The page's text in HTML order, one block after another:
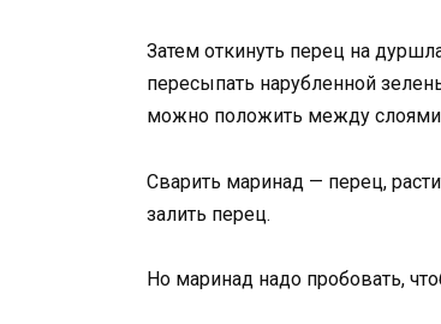
Затем откинуть перец на
пересыпать нарубленной
можно положить между слоями
Сварить маринад — перец,
залить перец.
Но маринад надо пробовать,